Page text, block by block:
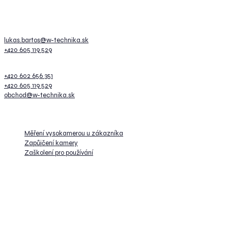
lukas.bartos@w-technika.sk
+420 605 119 529
+420 602 656 351
+420 605 119 529
obchod@w-technika.sk
Měření vysokamerou u zákazníka
Zapůjčení kamery
Zaškolení pro používání